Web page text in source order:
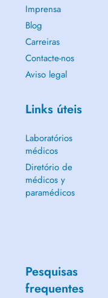
Imprensa
Blog
Carreiras
Contacte-nos
Aviso legal
Links úteis
Laboratórios
médicos
Diretório de
médicos y
paramédicos
Pesquisas
frequentes